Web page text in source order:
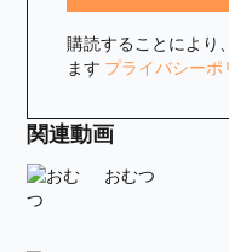
購読することにより
ます プライバシーポ
関連動画
おむつ